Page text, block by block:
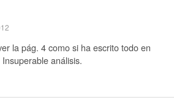
la pág. 4 como si ha escrito todo en
análisis.